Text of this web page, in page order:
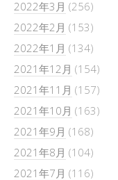
2022年3月 (256)
2022年2月 (153)
2022年1月 (134)
2021年12月 (154)
2021年11月 (157)
2021年10月 (163)
2021年9月 (168)
2021年8月 (104)
2021年7月 (116)